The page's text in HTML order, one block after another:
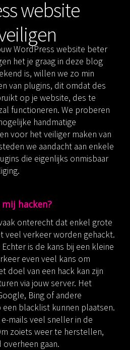
website
WordPress website beter
het je graag in deze blog
is, willen we zo min
van plugins, dit omdat des
op je website, des te
functioneren. We proberen
handmatige
voor het veiliger maken van
we aandacht aan enkele
die eigenlijks onmisbaar
hacken?
onterecht dat enkel grote
veel verkeer worden gehackt.
is de kans bij een kleine
even veel kans om
doel van een hack kan zijn
via jouw server. Het
Bing of andere
blacklist kunnen plaatsen.
mails veel sneller in de
zoiets weer te herstellen,
gaan.